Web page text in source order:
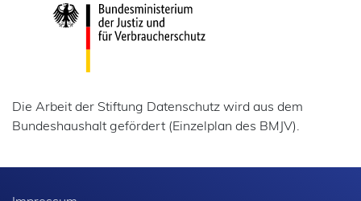
Die Arbeit der Stiftung Datenschutz wird aus dem
Bundeshaushalt gefördert (Einzelplan des BMJV).